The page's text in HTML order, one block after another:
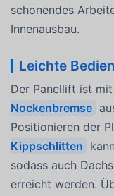
schonendes
Innenausbau.
Leichte
Der Panellift ist
Nockenbremse
Positionieren der
Kippschlitten
sodass auch
erreicht werden.